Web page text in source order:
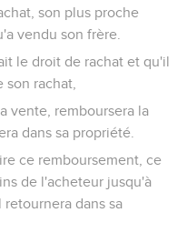
son plus proche
vendu son frère.
le droit de rachat et qu'il
rachat,
vente, remboursera la
dans sa propriété.
ce remboursement, ce
de l'acheteur jusqu'à
dans sa